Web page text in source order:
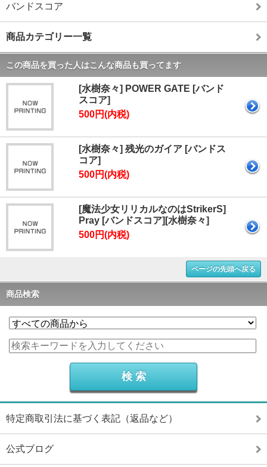
バンドスコア
商品カテゴリー一覧
この商品を買った人はこんな商品も買ってます
[水樹奈々] POWER GATE [バンド
スコア]
500円(内税)
[水樹奈々] 残光のガイア [バンドス
コア]
500円(内税)
[魔法少女リリカルなのはStrikerS]
Pray [バンドスコア][水樹奈々]
500円(内税)
ページの先頭へ戻る
商品検索
特定商取引法に基づく表記（返品など）
公式ブログ